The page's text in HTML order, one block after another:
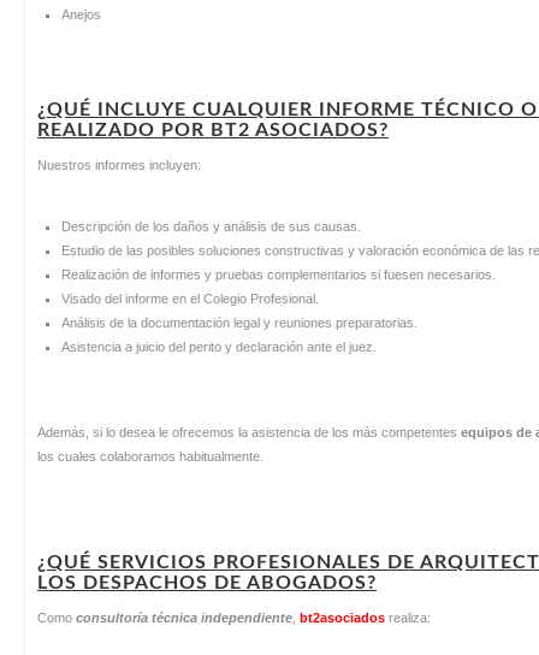
Anejos
¿QUÉ INCLUYE CUALQUIER INFORME TÉCNICO
REALIZADO POR BT2 ASOCIADOS?
Nuestros informes incluyen:
Descripción de los daños y análisis de sus causas.
Estudio de las posibles soluciones constructivas y valoración económica de las
Realización de informes y pruebas complementarios si fuesen necesarios.
Visado del informe en el Colegio Profesional.
Análisis de la documentación legal y reuniones preparatorias.
Asistencia a juicio del perito y declaración ante el juez.
Además, si lo desea le ofrecemos la asistencia de los más competentes equipos de
los cuales colaboramos habitualmente.
¿QUÉ SERVICIOS PROFESIONALES DE
LOS DESPACHOS DE ABOGADOS?
Como consultoría técnica independiente, bt2asociados realiza: